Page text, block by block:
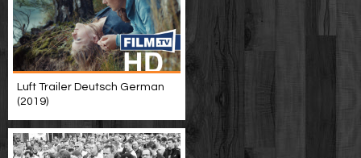
Luft Trailer Deutsch German
(2019)